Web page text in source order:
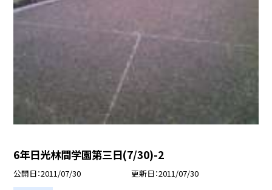
6年日光林間学園第三日(7/30)-2
公開日 2011/07/30 更新日 2011/07/30